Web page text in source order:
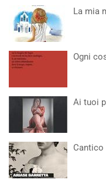
La mia
Ogni
Ai tuoi
Cantico